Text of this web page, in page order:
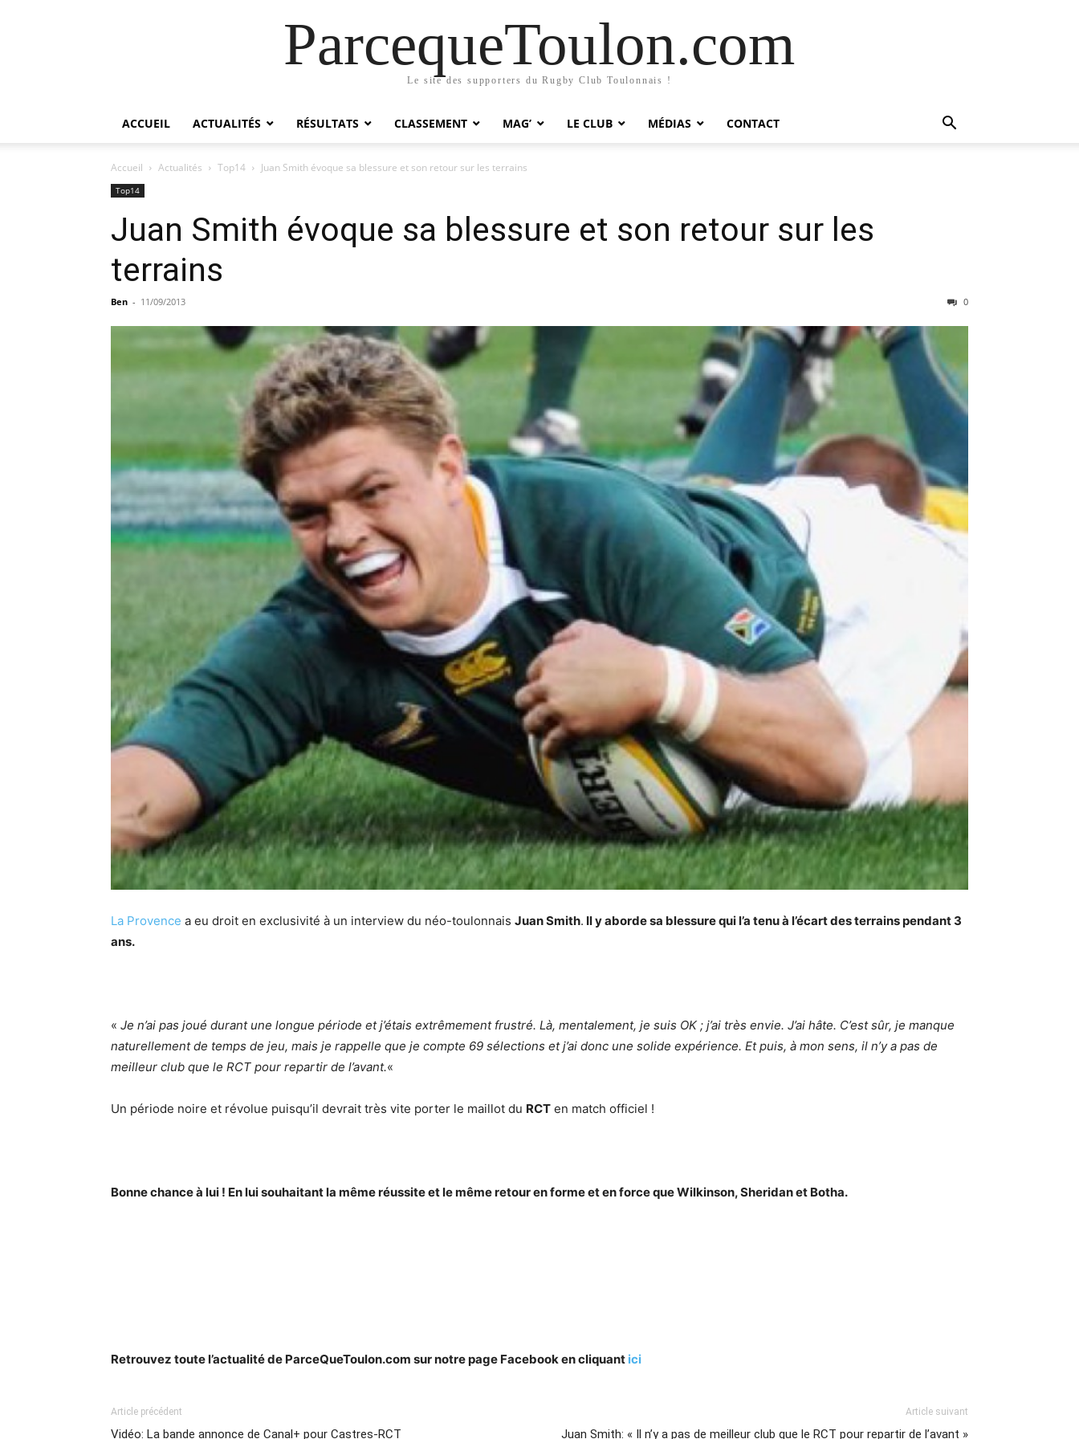
ParcequeToulon.com
Le site des supporters du Rugby Club Toulonnais !
ACCUEIL ACTUALITÉS RÉSULTATS CLASSEMENT MAG’ LE CLUB MÉDIAS CONTACT
Accueil Actualités Top14 Juan Smith évoque sa blessure et son retour sur les terrains
Top14
Juan Smith évoque sa blessure et son retour sur les
terrains
Ben - 11/09/2013 0
La Provence a eu droit en exclusivité à un interview du néo-toulonnais Juan Smith. Il y aborde sa blessure qui l’a tenu à l’écart des terrains pendant 3
ans.
« Je n’ai pas joué durant une longue période et j’étais extrêmement frustré. Là, mentalement, je suis OK ; j’ai très envie. J’ai hâte. C’est sûr, je manque
naturellement de temps de jeu, mais je rappelle que je compte 69 sélections et j’ai donc une solide expérience. Et puis, à mon sens, il n’y a pas de
meilleur club que le RCT pour repartir de l’avant.«
Un période noire et révolue puisqu’il devrait très vite porter le maillot du RCT en match officiel !
Bonne chance à lui ! En lui souhaitant la même réussite et le même retour en forme et en force que Wilkinson, Sheridan et Botha.
Retrouvez toute l’actualité de ParceQueToulon.com sur notre page Facebook en cliquant ici
Article précédent
Vidéo: La bande annonce de Canal+ pour Castres-RCT
Article suivant
Juan Smith: « Il n’y a pas de meilleur club que le RCT pour repartir de l’avant »